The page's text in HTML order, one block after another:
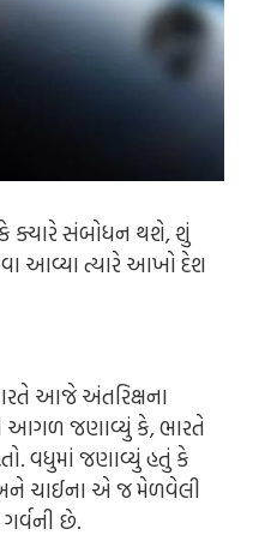
ક્યારે સંબોધન થશે, શું
આવ્યા ત્યારે આખો દેશ
આજે અંતરિક્ષના
આગળ જણાવ્યું કે, ભારતે
વધુમાં જણાવ્યું હતું કે
ચાઈના એ જ મેળવેલી
છે.